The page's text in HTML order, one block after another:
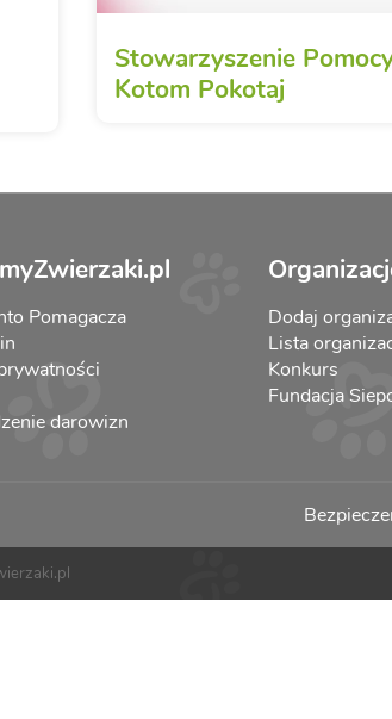
Stowarzyszenie
Kotom Pokotaj
Pomagacza
darowizn
Dodaj
Lista
Konkurs
Fundacja